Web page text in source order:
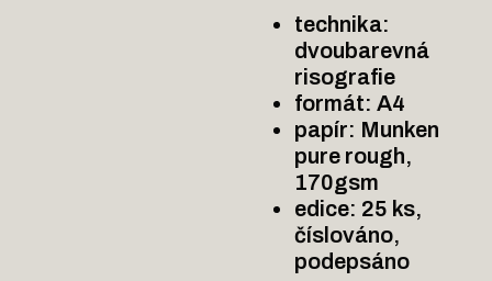
technika:
dvoubarevná
risografie
formát: A4
papír: Munken
pure rough,
170gsm
edice: 25 ks,
číslováno,
podepsáno